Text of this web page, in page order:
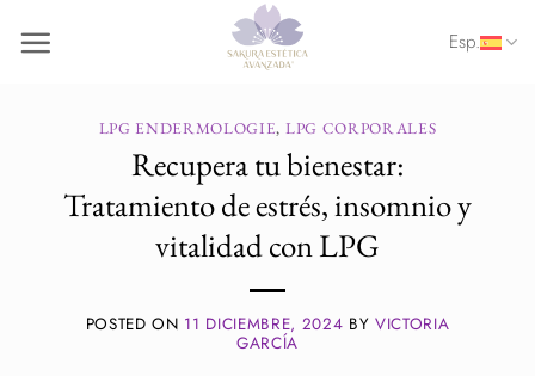
Esp.
LPG ENDERMOLOGIE, LPG CORPORALES
Recupera tu bienestar:
Tratamiento de estrés, insomnio y
vitalidad con LPG
POSTED ON 11 DICIEMBRE, 2024 BYVICTORIA
GARCÍA